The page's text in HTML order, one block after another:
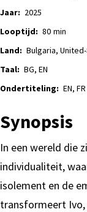
Synopsis
In een wereld die
individualiteit,
isolement en de
transformeert Ivo,
Jaar: 2025
Looptijd: 80 min
Land: Bulgaria,
Taal: BG, EN
Ondertiteling: EN, FR